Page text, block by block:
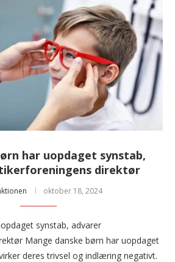
har uopdaget synstab,
direktør
oktober 18, 2024
synstab, advarer
Mange danske børn har uopdaget
deres trivsel og indlæring negativt.